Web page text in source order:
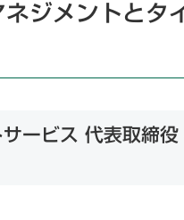
ジメントとタ
ービス 代表取締